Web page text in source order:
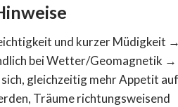
und kurzer Müdigkeit
bei Wetter/Geomagnetik →
gleichzeitig mehr Appetit
Träume richtungsweisend